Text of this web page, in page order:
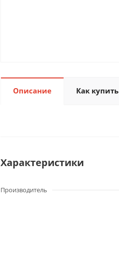
Описание Как купить
Характеристики
Производитель